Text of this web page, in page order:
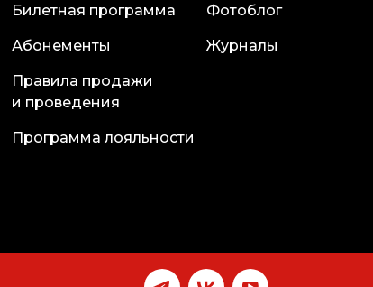
Билетная программа
Абонементы
Правила продажи
и проведения
Программа лояльности
Фотоблог
Журналы